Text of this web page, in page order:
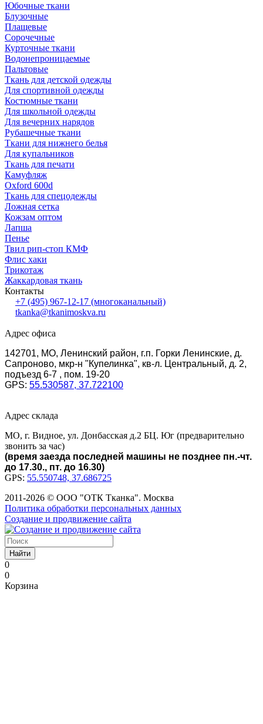
Юбочные ткани
Блузочные
Плащевые
Сорочечные
Курточные ткани
Водонепроницаемые
Пальтовые
Ткань для детской одежды
Для спортивной одежды
Костюмные ткани
Для школьной одежды
Для вечерних нарядов
Рубашечные ткани
Ткани для нижнего белья
Для купальников
Ткань для печати
Камуфляж
Oxford 600d
Ткань для спецодежды
Ложная сетка
Кожзам оптом
Лапша
Пенье
Твил рип-стоп КМФ
Флис хаки
Трикотаж
Жаккардовая ткань
Контакты
+7 (495) 967-12-17 (многоканальный)
tkanka@tkanimoskva.ru
Адрес офиса
142701, МО, Ленинский район, г.п. Горки Ленинские, д.
Сапроново, мкр-н "Купелинка", кв-л. Центральный, д. 2,
подъезд 6-7 , пом. 19-20
GPS: 55.530587, 37.722100
Адрес склада
МО, г. Видное, ул. Донбасская д.2 БЦ. Юг (предварительно
звонить за час)
(время заезда последней машины не позднее пн.-чт.
до 17.30., пт. до 16.30)
GPS: 55.550748, 37.686725
2011-2026 © ООО "ОТК Тканка". Москва
Политика обработки персональных данных
Создание и продвижение сайта
Найти
0
0
Корзина